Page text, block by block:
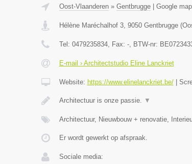
Oost-Vlaanderen» Gentbrugge| Google
Hélène Maréchalhof 3, 9050 Gentbrugge(
Tel: 0479235834, Fax: -, BTW-nr:
E-mail › Architectstudio Eline Lanckriet
Website: https://www.elinelanckriet.be/|
Architectuur is onze passie. ▼
Architectuur, Nieuwbouw + renovatie,
Er wordt gewerkt op afspraak.
Sociale media: